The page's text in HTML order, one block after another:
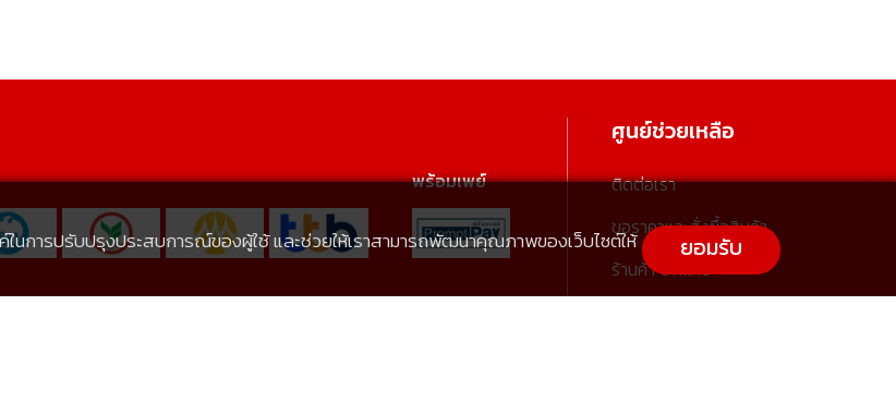
พร้อมเพย์
ศูนย์ช่วยเหลือ
ติดต่อเรา
ขอราคาและสั่งซื้อสินค้า
ร้านค้า Offline
นการปรับปรุงประสบการณ์ของผู้ใช้ และช่วยให้เราสามารถพัฒนาคุณภาพของเว็บไซต์ให้ ยอมรับ